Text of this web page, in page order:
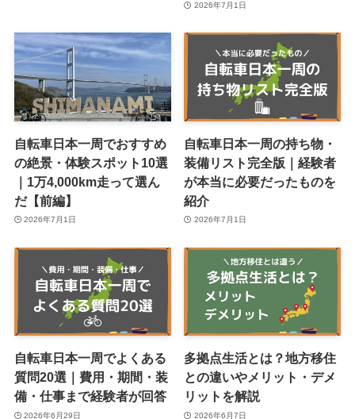
2026年7月1日
自転車日本一周でおすすめ
の絶景・体験スポット10選
｜1万4,000km走って選ん
だ【前編】
2026年7月1日
自転車日本一周の持ち物・
装備リスト完全版｜経験者
が本当に必要だったものを
紹介
2026年7月1日
自転車日本一周でよくある
質問20選｜費用・期間・装
備・仕事まで経験者が回答
2026年6月29日
多拠点生活とは？地方移住
との違いやメリット・デメ
リットを解説
2026年6月7日